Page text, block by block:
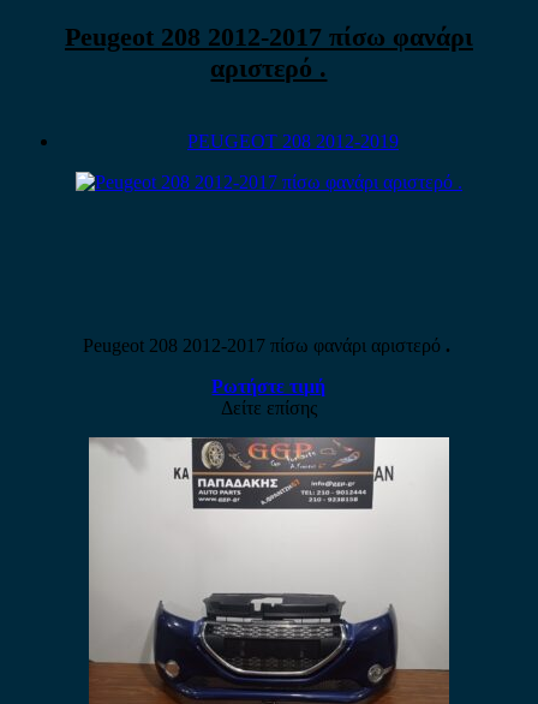
Peugeot 208 2012-2017 πίσω φανάρι
αριστερό .
PEUGEOT 208 2012-2019
Peugeot 208 2012-2017 πίσω φανάρι αριστερό .
Ρωτήστε τιμή
Δείτε επίσης